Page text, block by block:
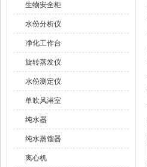
生物安全柜
水份分析仪
净化工作台
旋转蒸发仪
水份测定仪
单吹风淋室
纯水器
纯水蒸馏器
离心机